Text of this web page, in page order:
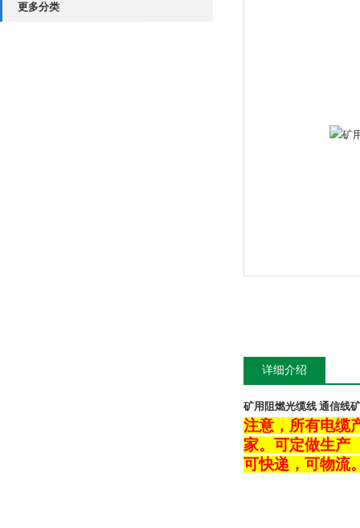
更多分类
详细介绍
矿用阻燃光缆线 通信线
注意，所有电缆
家。可定做生产
可快递，可物流